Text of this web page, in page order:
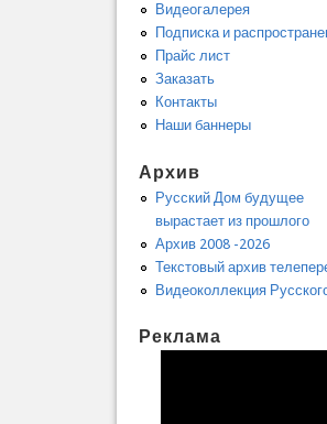
Видеогалерея
Подписка и
Прайс лист
Заказать
Контакты
Наши баннеры
Архив
Русский Дом будущее
вырастает из прошлого
Архив 2008 -2026
Текстовый архив
Видеоколлекция
Реклама